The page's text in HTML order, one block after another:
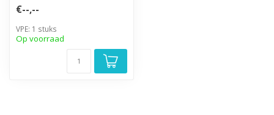
€--,--
VPE: 1 stuks
Op voorraad